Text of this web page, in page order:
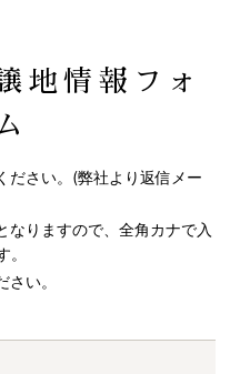
地情報フォ
ださい。(弊社より返信メー
なりますので、全角カナで入
い。